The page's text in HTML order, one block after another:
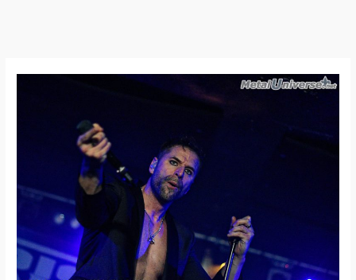
/
Hopeful
Sixteen
(Québec)